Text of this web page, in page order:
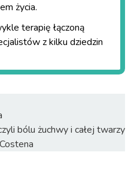
życia.
terapię łączoną
z kilku dziedzin
bólu żuchwy i całej twarzy